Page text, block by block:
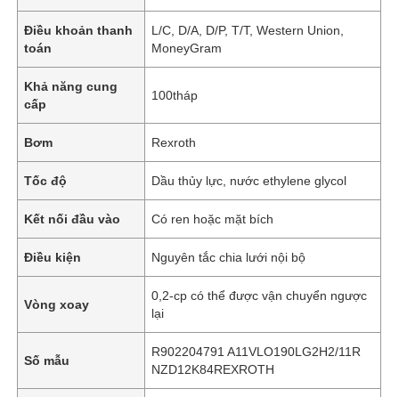
Điều khoản thanh
toán
L/C, D/A, D/P, T/T, Western Union,
MoneyGram
Khả năng cung
cấp
100tháp
Bơm Rexroth
Tốc độ Dầu thủy lực, nước ethylene glycol
Kết nối đầu vào Có ren hoặc mặt bích
Điều kiện Nguyên tắc chia lưới nội bộ
Vòng xoay
0,2-cp có thể được vận chuyển ngược
lại
Số mẫu
R902204791 A11VLO190LG2H2/11R
NZD12K84REXROTH